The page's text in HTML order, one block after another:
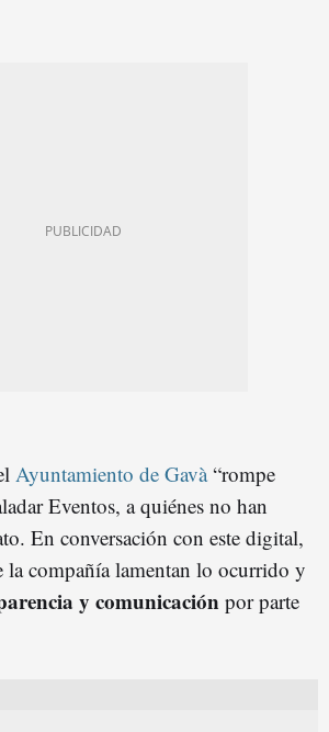
Ayuntamiento de Gavà“rompe
Eventos, a quiénes no han
En conversación con este digital,
la compañía lamentan lo ocurrido y
y comunicación por parte